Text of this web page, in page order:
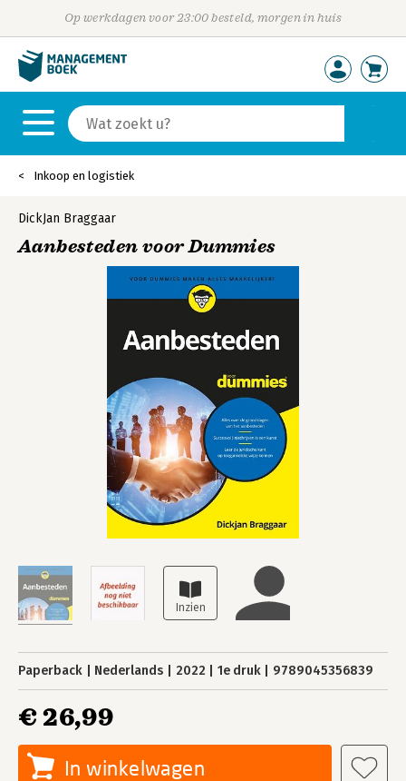
Op werkdagen voor 23:00 besteld, morgen in huis
Inkoop en logistiek
DickJan Braggaar
Aanbesteden voor Dummies
Paperback Nederlands 2022 1e druk 9789045356839
€ 26,99
In winkelwagen